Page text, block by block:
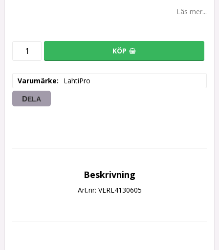
Läs mer...
KÖP
Varumärke LahtiPro
DELA
Beskrivning
Art.nr: VERL4130605